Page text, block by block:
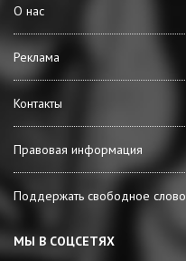
О нас
Реклама
Контакты
Правовая информация
Поддержать свободное слово
МЫ В СОЦСЕТЯХ